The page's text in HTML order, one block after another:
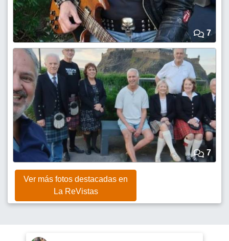
7
7
Ver más fotos destacadas en
La ReVistas